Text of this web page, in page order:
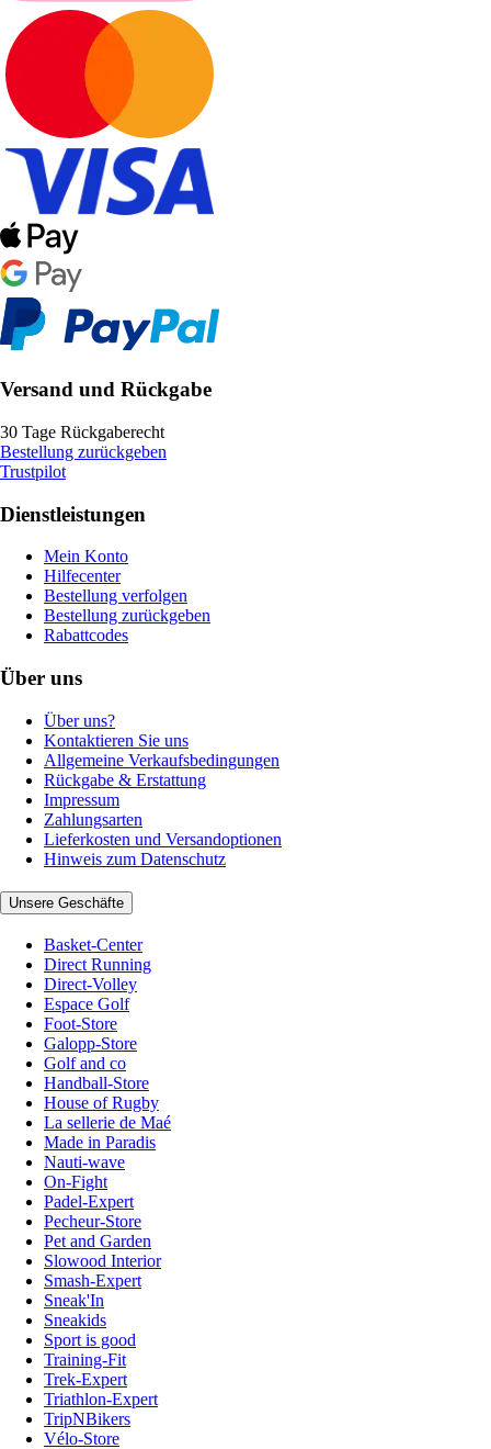
Versand und Rückgabe
30 Tage Rückgaberecht
Bestellung zurückgeben
Trustpilot
Dienstleistungen
Mein Konto
Hilfecenter
Bestellung verfolgen
Bestellung zurückgeben
Rabattcodes
Über uns
Über uns?
Kontaktieren Sie uns
Allgemeine Verkaufsbedingungen
Rückgabe & Erstattung
Impressum
Zahlungsarten
Lieferkosten und Versandoptionen
Hinweis zum Datenschutz
Unsere Geschäfte
Basket-Center
Direct Running
Direct-Volley
Espace Golf
Foot-Store
Galopp-Store
Golf and co
Handball-Store
House of Rugby
La sellerie de Maé
Made in Paradis
Nauti-wave
On-Fight
Padel-Expert
Pecheur-Store
Pet and Garden
Slowood Interior
Smash-Expert
Sneak'In
Sneakids
Sport is good
Training-Fit
Trek-Expert
Triathlon-Expert
TripNBikers
Vélo-Store